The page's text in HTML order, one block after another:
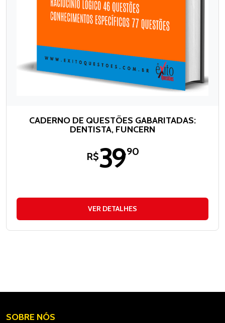
CADERNO DE QUESTÕES GABARITADAS:
DENTISTA, FUNCERN
R$39,90
VER DETALHES
SOBRE NÓS